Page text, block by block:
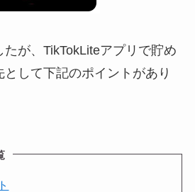
が、TikTokLiteアプリで貯め
して下記のポイントがあり